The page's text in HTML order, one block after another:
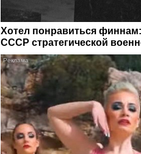
Хотел понравиться
СССР стратегической